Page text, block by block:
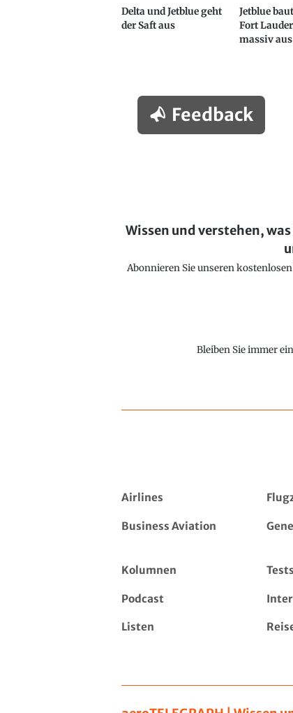
Delta und Jetblue geht
der Saft aus
Jetblue
Fort
massiv aus
Feedback
Wissen und verstehen,
Abonnieren Sie unseren
Bleiben Sie immer
Airlines
Business Aviation
Kolumnen Tests
Podcast
Listen